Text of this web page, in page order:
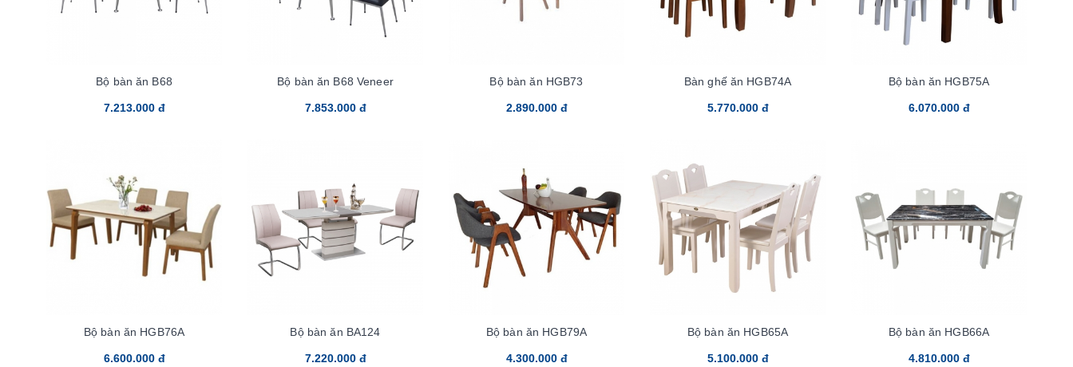
Bộ bàn ăn B68
7.213.000 đ
Bộ bàn ăn B68 Veneer
7.853.000 đ
Bộ bàn ăn HGB73
2.890.000 đ
Bàn ghế ăn HGB74A
5.770.000 đ
Bộ bàn ăn HGB75A
6.070.000 đ
Bộ bàn ăn HGB76A
6.600.000 đ
Bộ bàn ăn BA124
7.220.000 đ
Bộ bàn ăn HGB79A
4.300.000 đ
Bộ bàn ăn HGB65A
5.100.000 đ
Bộ bàn ăn HGB66A
4.810.000 đ